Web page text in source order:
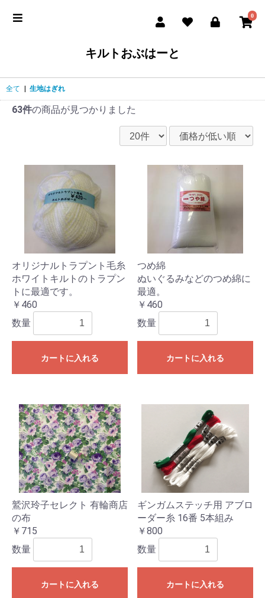
0
キルトおぶはーと
全て 生地はぎれ
63件の商品が見つかりました
オリジナルトラプント毛糸
ホワイトキルトのトラプン
トに最適です。
￥460
数量
カートに入れる
つめ綿
ぬいぐるみなどのつめ綿に
最適。
￥460
数量
カートに入れる
鷲沢玲子セレクト 有輪商店
の布
￥715
数量
カートに入れる
ギンガムステッチ用 アブロ
ーダー糸 16番 5本組み
￥800
数量
カートに入れる